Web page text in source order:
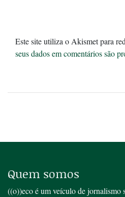
Este site utiliza o Akismet para
seus dados em comentários são
Quem somos
((o))eco é um veículo de jornalismo